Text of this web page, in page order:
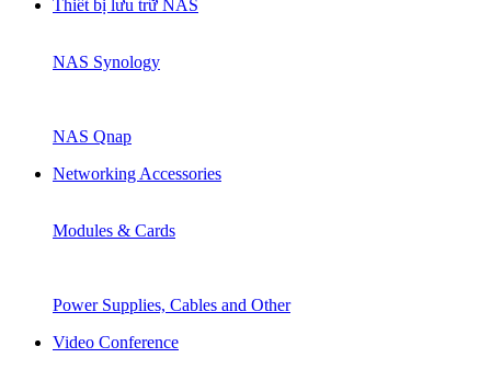
Thiết bị lưu trữ NAS
NAS Synology
NAS Qnap
Networking Accessories
Modules & Cards
Power Supplies, Cables and Other
Video Conference